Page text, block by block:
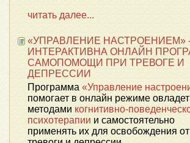
читать далее...
«УПРАВЛЕНИЕ НАСТРОЕНИЕМ»
ИНТЕРАКТИВНА ОНЛАЙН
САМОПОМОЩИ ПРИ ТРЕВОГЕ И
ДЕПРЕССИИ
Программа «Управление
помогает в онлайн режиме
методами когнитивно-
психотерапии и самостоятельно
применять их для освобождения от